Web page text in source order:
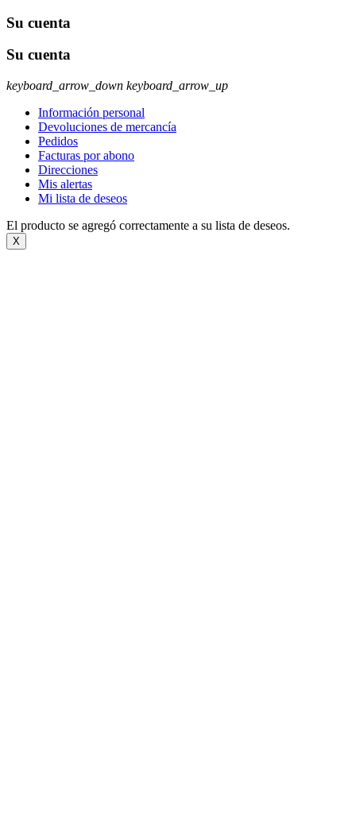
Su cuenta
Su cuenta
keyboard_arrow_down keyboard_arrow_up
Información personal
Devoluciones de mercancía
Pedidos
Facturas por abono
Direcciones
Mis alertas
Mi lista de deseos
El producto se agregó correctamente a su lista de deseos.
X